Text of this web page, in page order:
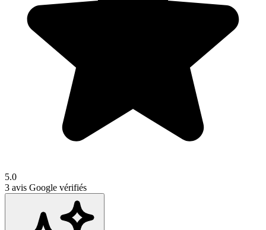
5.0
3 avis Google vérifiés